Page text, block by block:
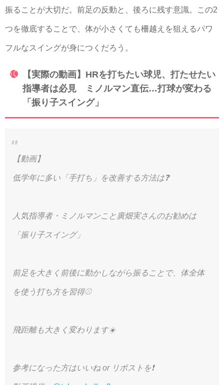
振ることが大切だ。前足の反動と、後ろに残す意識。この2
つを徹底することで、体が小さくても柵越えを狙えるパワ
フルなスイングが身につくだろう。
【実際の動画】HRを打ちたい球児、打たせたい
指導者は必見 ミノルマン直伝…打球が変わる
「振り子スイング」
【動画】
低学年に多い「手打ち」を改善する方法は❓
人気指導者・ミノルマンこと廣畑実さんのお勧めは
「振り子スイング」
前足を大きく前後に動かしながら振ることで、体全体
を使う打ち方を習得⚾️
飛距離も大きく変わります☀️
参考になった方はいいね or リポストを❗️